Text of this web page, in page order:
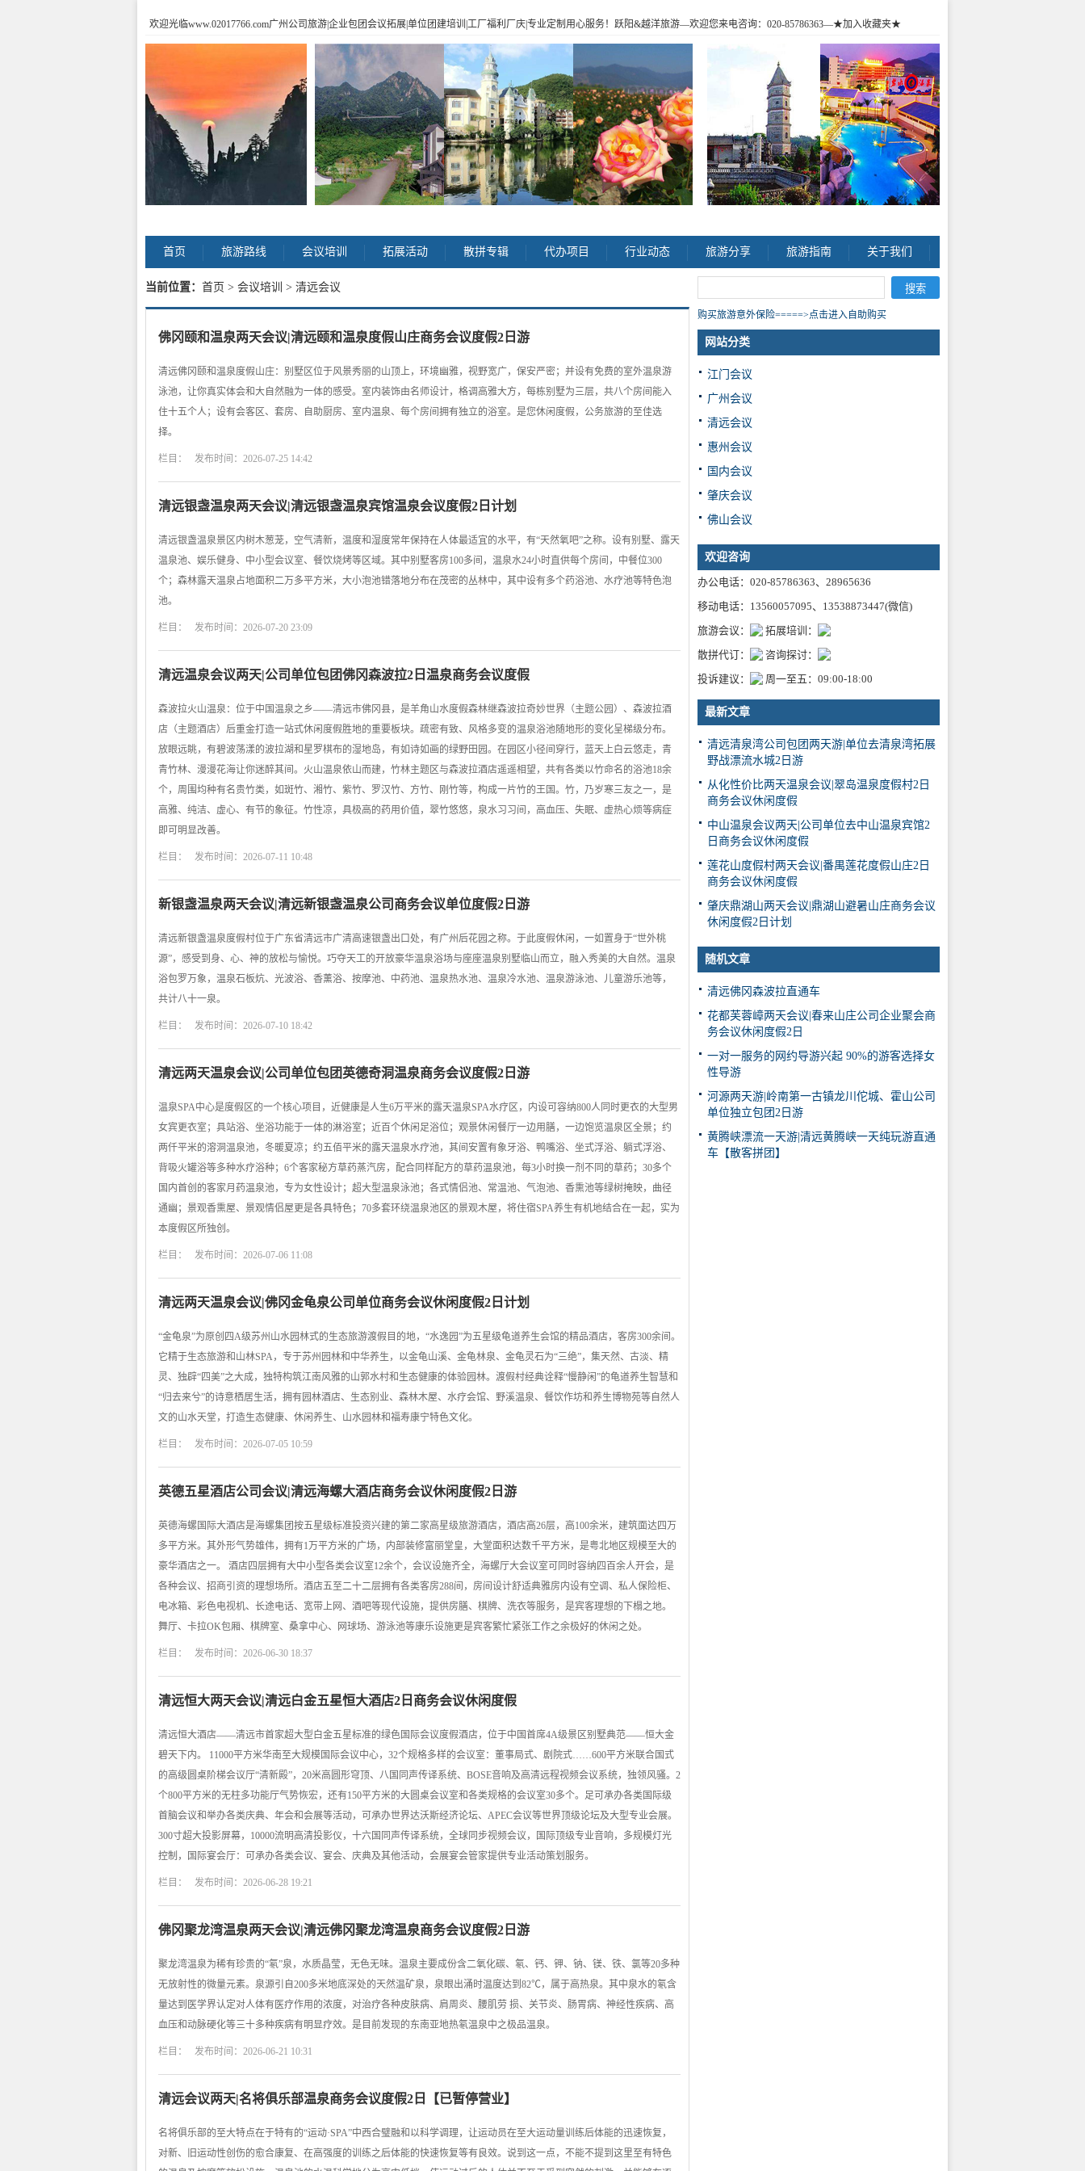
欢迎光临www.02017766.com广州公司旅游|企业包团会议拓展|单位团建培训|工厂福利厂庆|专业定制用心服务！跃阳&越洋旅游—欢迎您来电咨询：020-85786363—★加入收藏夹★
首页 旅游路线 会议培训 拓展活动 散拼专辑 代办项目 行业动态 旅游分享 旅游指南 关于我们
当前位置： 首页 > 会议培训 > 清远会议
佛冈颐和温泉两天会议|清远颐和温泉度假山庄商务会议度假2日游
清远佛冈颐和温泉度假山庄：别墅区位于风景秀丽的山顶上，环境幽雅，视野宽广，保安严密；并设有免费的室外温泉游
泳池，让你真实体会和大自然融为一体的感受。室内装饰由名师设计，格调高雅大方，每栋别墅为三层，共八个房间能入
住十五个人；设有会客区、套房、自助厨房、室内温泉、每个房间拥有独立的浴室。是您休闲度假，公务旅游的至佳选
择。
栏目： 发布时间：2026-07-25 14:42
清远银盏温泉两天会议|清远银盏温泉宾馆温泉会议度假2日计划
清远银盏温泉景区内树木葱茏，空气清新，温度和湿度常年保持在人体最适宜的水平，有“天然氧吧”之称。设有别墅、露天
温泉池、娱乐健身、中小型会议室、餐饮烧烤等区域。其中别墅客房100多间，温泉水24小时直供每个房间，中餐位300
个；森林露天温泉占地面积二万多平方米，大小泡池错落地分布在茂密的丛林中，其中设有多个药浴池、水疗池等特色泡
池。
栏目： 发布时间：2026-07-20 23:09
清远温泉会议两天|公司单位包团佛冈森波拉2日温泉商务会议度假
森波拉火山温泉：位于中国温泉之乡——清远市佛冈县，是羊角山水度假森林继森波拉奇妙世界（主题公园）、森波拉酒
店（主题酒店）后重金打造一站式休闲度假胜地的重要板块。疏密有致、风格多变的温泉浴池随地形的变化呈梯级分布。
放眼远眺，有碧波荡漾的波拉湖和星罗棋布的湿地岛，有如诗如画的绿野田园。在园区小径间穿行，蓝天上白云悠走，青
青竹林、漫漫花海让你迷醉其间。火山温泉依山而建，竹林主题区与森波拉酒店遥遥相望，共有各类以竹命名的浴池18余
个，周围均种有名贵竹类，如斑竹、湘竹、紫竹、罗汉竹、方竹、刚竹等，构成一片竹的王国。竹，乃岁寒三友之一，是
高雅、纯洁、虚心、有节的象征。竹性凉，具极高的药用价值，翠竹悠悠，泉水习习间，高血压、失眠、虚热心烦等病症
即可明显改善。
栏目： 发布时间：2026-07-11 10:48
新银盏温泉两天会议|清远新银盏温泉公司商务会议单位度假2日游
清远新银盏温泉度假村位于广东省清远市广清高速银盏出口处，有广州后花园之称。于此度假休闲，一如置身于“世外桃
源”，感受到身、心、神的放松与愉悦。巧夺天工的开放豪华温泉浴场与座座温泉别墅临山而立，融入秀美的大自然。温泉
浴包罗万象，温泉石板炕、光波浴、香薰浴、按摩池、中药池、温泉热水池、温泉冷水池、温泉游泳池、儿童游乐池等，
共计八十一泉。
栏目： 发布时间：2026-07-10 18:42
清远两天温泉会议|公司单位包团英德奇洞温泉商务会议度假2日游
温泉SPA中心是度假区的一个核心项目，近健康是人生6万平米的露天温泉SPA水疗区，内设可容纳800人同时更衣的大型男
女宾更衣室；具站浴、坐浴功能于一体的淋浴室；近百个休闲足浴位；观景休闲餐厅一边用膳，一边饱览温泉区全景；约
两仟平米的溶洞温泉池，冬暖夏凉；约五佰平米的露天温泉水疗池，其间安置有象牙浴、鸭嘴浴、坐式浮浴、躺式浮浴、
背吸火罐浴等多种水疗浴种；6个客家秘方草药蒸汽房，配合同样配方的草药温泉池，每3小时换一剂不同的草药；30多个
国内首创的客家月药温泉池，专为女性设计；超大型温泉泳池；各式情侣池、常温池、气泡池、香熏池等绿树掩映，曲径
通幽；景观香熏屋、景观情侣屋更是各具特色；70多套环绕温泉池区的景观木屋，将住宿SPA养生有机地结合在一起，实为
本度假区所独创。
栏目： 发布时间：2026-07-06 11:08
清远两天温泉会议|佛冈金龟泉公司单位商务会议休闲度假2日计划
“金龟泉”为原创四A级苏州山水园林式的生态旅游渡假目的地，“水逸园”为五星级龟道养生会馆的精品酒店，客房300余间。
它精于生态旅游和山林SPA，专于苏州园林和中华养生，以金龟山溪、金龟林泉、金龟灵石为“三绝”，集天然、古淡、精
灵、独辟“四美”之大成，独特构筑江南风雅的山郭水村和生态健康的体验园林。渡假村经典诠释“慢静闲”的龟道养生智慧和
“归去来兮”的诗意栖居生活，拥有园林酒店、生态别业、森林木屋、水疗会馆、野溪温泉、餐饮作坊和养生博物苑等自然人
文的山水天堂，打造生态健康、休闲养生、山水园林和福寿康宁特色文化。
栏目： 发布时间：2026-07-05 10:59
英德五星酒店公司会议|清远海螺大酒店商务会议休闲度假2日游
英德海螺国际大酒店是海螺集团按五星级标准投资兴建的第二家高星级旅游酒店，酒店高26层，高100余米，建筑面达四万
多平方米。其外形气势雄伟，拥有1万平方米的广场，内部装修富丽堂皇，大堂面积达数千平方米，是粤北地区规模至大的
豪华酒店之一。 酒店四层拥有大中小型各类会议室12余个，会议设施齐全，海螺厅大会议室可同时容纳四百余人开会，是
各种会议、招商引资的理想场所。酒店五至二十二层拥有各类客房288间，房间设计舒适典雅房内设有空调、私人保险柜、
电冰箱、彩色电视机、长途电话、宽带上网、酒吧等现代设施，提供房膳、棋牌、洗衣等服务，是宾客理想的下榻之地。
舞厅、卡拉OK包厢、棋牌室、桑拿中心、网球场、游泳池等康乐设施更是宾客繁忙紧张工作之余极好的休闲之处。
栏目： 发布时间：2026-06-30 18:37
清远恒大两天会议|清远白金五星恒大酒店2日商务会议休闲度假
清远恒大酒店——清远市首家超大型白金五星标准的绿色国际会议度假酒店，位于中国首席4A级景区别墅典范——恒大金
碧天下内。 11000平方米华南至大规模国际会议中心，32个规格多样的会议室：董事局式、剧院式……600平方米联合国式
的高级圆桌阶梯会议厅“清新殿”，20米高圆形穹顶、八国同声传译系统、BOSE音响及高清远程视频会议系统，独领风骚。2
个800平方米的无柱多功能厅气势恢宏，还有150平方米的大圆桌会议室和各类规格的会议室30多个。足可承办各类国际级
首脑会议和举办各类庆典、年会和会展等活动，可承办世界达沃斯经济论坛、APEC会议等世界顶级论坛及大型专业会展。
300寸超大投影屏幕，10000流明高清投影仪，十六国同声传译系统，全球同步视频会议，国际顶级专业音响，多规模灯光
控制，国际宴会厅：可承办各类会议、宴会、庆典及其他活动，会展宴会管家提供专业活动策划服务。
栏目： 发布时间：2026-06-28 19:21
佛冈聚龙湾温泉两天会议|清远佛冈聚龙湾温泉商务会议度假2日游
聚龙湾温泉为稀有珍贵的“氡”泉，水质晶莹，无色无味。温泉主要成份含二氧化碳、氡、钙、钾、钠、镁、铁、氯等20多种
无放射性的微量元素。泉源引自200多米地底深处的天然温矿泉，泉眼出涌时温度达到82℃，属于高热泉。其中泉水的氡含
量达到医学界认定对人体有医疗作用的浓度，对治疗各种皮肤病、肩周炎、腰肌劳 损、关节炎、肠胃病、神经性疾病、高
血压和动脉硬化等三十多种疾病有明显疗效。是目前发现的东南亚地热氡温泉中之极品温泉。
栏目： 发布时间：2026-06-21 10:31
清远会议两天|名将俱乐部温泉商务会议度假2日【已暂停营业】
名将俱乐部的至大特点在于特有的“运动·SPA”中西合璧融和以科学调理，让运动员在至大运动量训练后体能的迅速恢复，
对新、旧运动性创伤的愈合康复、在高强度的训练之后体能的快速恢复等有良效。说到这一点，不能不提到这里至有特色
购买旅游意外保险=====>点击进入自助购买
网站分类
江门会议
广州会议
清远会议
惠州会议
国内会议
肇庆会议
佛山会议
欢迎咨询
办公电话：020-85786363、28965636
移动电话：13560057095、13538873447(微信)
旅游会议：
拓展培训：
散拼代订：
咨询探讨：
投诉建议：
周一至五：09:00-18:00
最新文章
清远清泉湾公司包团两天游|单位去清泉湾拓展
野战漂流水城2日游
从化性价比两天温泉会议|翠岛温泉度假村2日
商务会议休闲度假
中山温泉会议两天|公司单位去中山温泉宾馆2
日商务会议休闲度假
莲花山度假村两天会议|番禺莲花度假山庄2日
商务会议休闲度假
肇庆鼎湖山两天会议|鼎湖山避暑山庄商务会议
休闲度假2日计划
随机文章
清远佛冈森波拉直通车
花都芙蓉嶂两天会议|春来山庄公司企业聚会商
务会议休闲度假2日
一对一服务的网约导游兴起 90%的游客选择女
性导游
河源两天游|岭南第一古镇龙川佗城、霍山公司
单位独立包团2日游
黄腾峡漂流一天游|清远黄腾峡一天纯玩游直通
车【散客拼团】